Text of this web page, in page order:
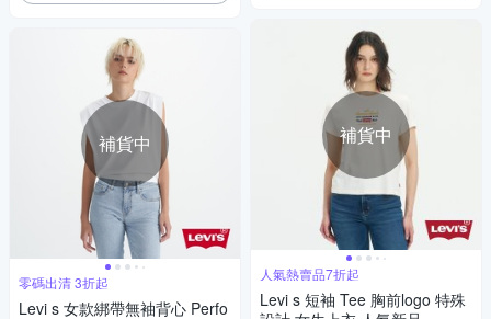
補貨中
零碼出清 3折起
Levi s 女款綁帶無袖背心 Perfo
補貨中
人氣熱賣品7折起
Levi s 短袖 Tee 胸前logo 特殊